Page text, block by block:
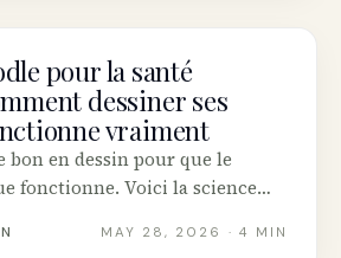
pour la santé
dessiner ses
vraiment
bon en dessin pour que le
fonctionne. Voici la science
cinq minutes.
MAY 28, 2026 · 4 MIN